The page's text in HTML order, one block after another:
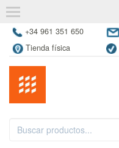
+34 961 351 650
Tienda física